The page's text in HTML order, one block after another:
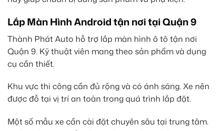
Lắp Màn Hình Android tận nơi tại Quận 9
Thành Phát Auto hỗ trợ lắp màn hình ô tô tận nơi
Quận 9. Kỹ thuật viên mang theo sản phẩm và dụng
cụ cần thiết.
Khu vực thi công cần đủ rộng và có ánh sáng. Xe nên
được đỗ tại vị trí an toàn trong quá trình lắp đặt.
Một số mẫu xe cần cài đặt chuyên sâu tại trung tâm.